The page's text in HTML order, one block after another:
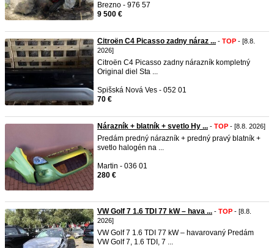
Brezno - 976 57
9 500 €
Citroën C4 Picasso zadny náraz ... - TOP - [8.8.
2026]
Citroën C4 Picasso zadny nárazník kompletný
Original diel Sta ...
Spišská Nová Ves - 052 01
70 €
Nárazník + blatník + svetlo Hy ... - TOP - [8.8. 2026]
Predám predný nárazník + predný pravý blatník +
svetlo halogén na ...
Martin - 036 01
280 €
VW Golf 7 1.6 TDI 77 kW – hava ... - TOP - [8.8.
2026]
VW Golf 7 1.6 TDI 77 kW – havarovaný Predám
VW Golf 7, 1.6 TDI, 7 ...